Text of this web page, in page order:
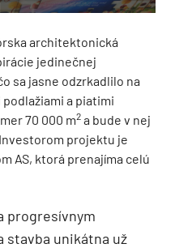
architektonická
jedinečnej
sa jasne odzrkadlilo na
a piatimi
70 000 m2 a bude v nej
projektu je
AS, ktorá prenajíma celú
progresívnym
stavba unikátna už